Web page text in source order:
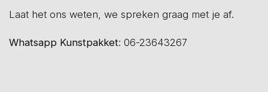
Laat het ons weten, we spreken graag met je af.
Whatsapp Kunstpakket: 06-23643267